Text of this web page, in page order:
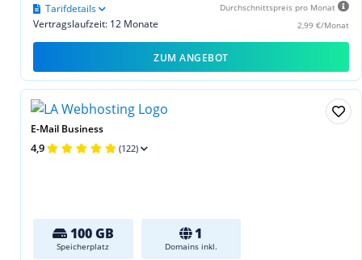
Durchschnittspreis pro Monat
2,99 €/Monat
Vertragslaufzeit: 12 Monate
Tarifdetails
ZUM ANGEBOT
E-Mail Business
4,9 (122)
100 GB
Speicherplatz
1
Domains inkl.